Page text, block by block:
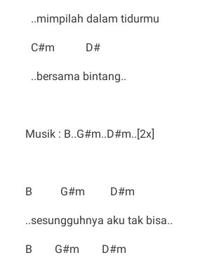
..mimpilah dalam tidurmu
C#m D#
..bersama bintang..
Musik : B..G#m..D#m..[2x]
B G#m D#m
..sesungguhnya aku tak bisa..
B G#m D#m